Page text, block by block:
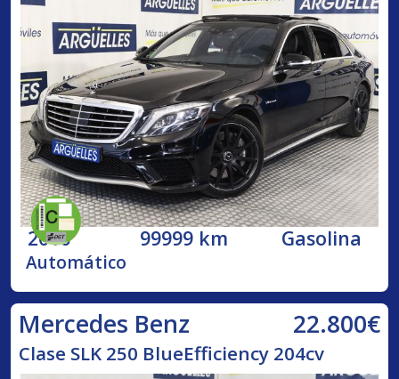
2016 99999 km Gasolina
Automático
Mercedes Benz 22.800€
Clase SLK 250 BlueEfficiency 204cv